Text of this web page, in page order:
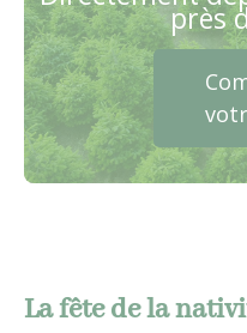
près
La fête de la